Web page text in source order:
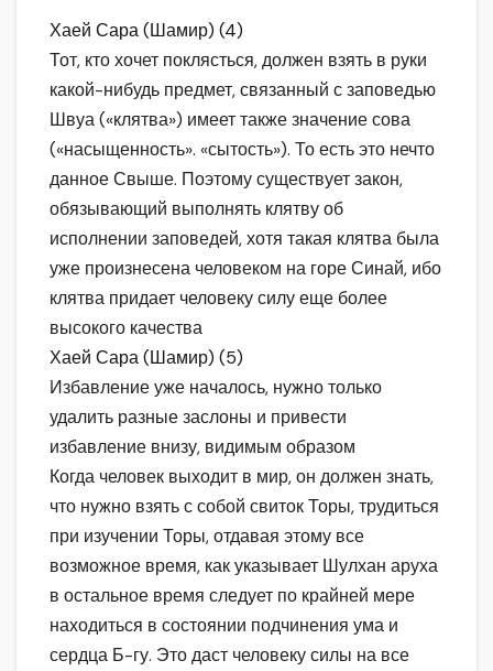
Хаей Сара (Шамир) (4)
Тот, кто хочет поклясться, должен взять в руки
какой-нибудь предмет, связанный с заповедью
Швуа («клятва») имеет также значение сова
(«насыщенность». «сытость»). То есть это нечто
данное Свыше. Поэтому существует закон,
обязывающий выполнять клятву об
исполнении заповедей, хотя такая клятва была
уже произнесена человеком на горе Синай, ибо
клятва придает человеку силу еще более
высокого качества
Хаей Сара (Шамир) (5)
Избавление уже началось, нужно только
удалить разные заслоны и привести
избавление внизу, видимым образом
Когда человек выходит в мир, он должен знать,
что нужно взять с собой свиток Торы, трудиться
при изучении Торы, отдавая этому все
возможное время, как указывает Шулхан аруха
в остальное время следует по крайней мере
находиться в состоянии подчинения ума и
сердца Б-гу. Это даст человеку силы на все